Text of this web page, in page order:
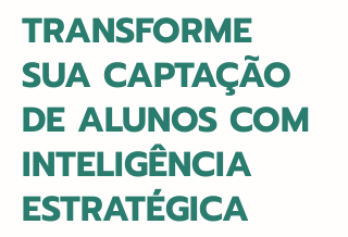
TRANSFORME
SUA CAPTAÇÃO
DE ALUNOS COM
INTELIGÊNCIA
ESTRATÉGICA